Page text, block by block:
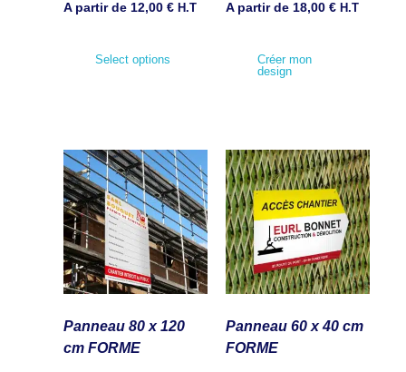
A partir de 12,00€ H.T
Select options
A partir de 18,00€ H.T
Créer mon
design
Panneau 80 x 120
cm FORME
Panneau 60 x 40 cm
FORME